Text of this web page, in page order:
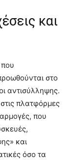
και
στο
αντισύλληψης.
στις πλατφόρμες
που
και
όσο τα